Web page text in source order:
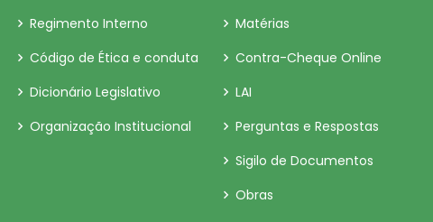
Regimento Interno
Código de Ética e conduta
Dicionário Legislativo
Organização Institucional
Matérias
Contra-Cheque Online
LAI
Perguntas e Respostas
Sigilo de Documentos
Obras